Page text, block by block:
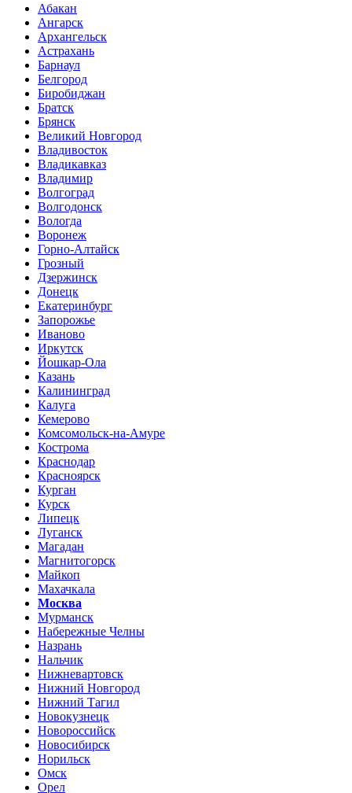
Абакан
Ангарск
Архангельск
Астрахань
Барнаул
Белгород
Биробиджан
Братск
Брянск
Великий Новгород
Владивосток
Владикавказ
Владимир
Волгоград
Волгодонск
Вологда
Воронеж
Горно-Алтайск
Грозный
Дзержинск
Донецк
Екатеринбург
Запорожье
Иваново
Иркутск
Йошкар-Ола
Казань
Калининград
Калуга
Кемерово
Комсомольск-на-Амуре
Кострома
Краснодар
Красноярск
Курган
Курск
Липецк
Луганск
Магадан
Магнитогорск
Майкоп
Махачкала
Москва
Мурманск
Набережные Челны
Назрань
Нальчик
Нижневартовск
Нижний Новгород
Нижний Тагил
Новокузнецк
Новороссийск
Новосибирск
Норильск
Омск
Орел